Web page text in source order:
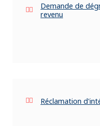
Demande de
revenu
Réclamation